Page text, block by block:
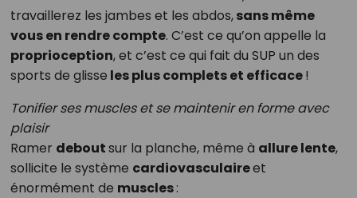
travaillerez les jambes et les abdos,sans même
vous en rendre compte. C’est ce qu’on appelle la
proprioception, et c’est ce qui fait du SUP un des
sports de glisse les plus complets et efficace!
Tonifier ses muscles et se maintenir en forme avec
plaisir
Ramer deboutsur la planche, même à allure lente,
sollicite le système cardiovasculaireet
énormément de muscles: